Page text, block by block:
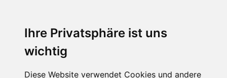
Ihre Privatsphäre ist uns
wichtig
Diese Website verwendet Cookies und andere